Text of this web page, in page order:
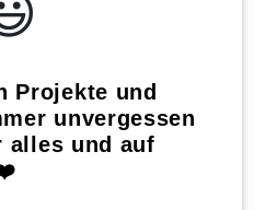
Projekte und
unvergessen
alles und auf